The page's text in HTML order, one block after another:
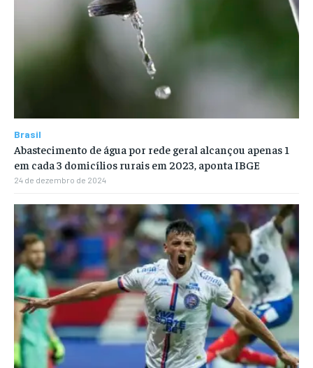
Brasil
Abastecimento de água por rede geral alcançou apenas 1
em cada 3 domicílios rurais em 2023, aponta IBGE
24 de dezembro de 2024